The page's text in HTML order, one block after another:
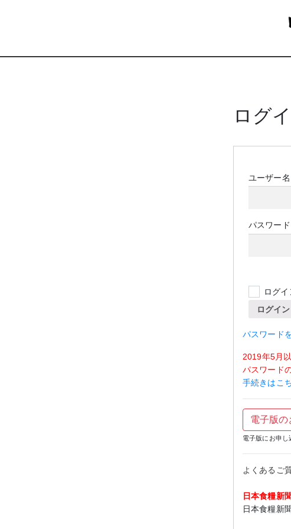
ログ
ユーザー
パスワー
ログ
ログイン
パスワード
2019年5月
パスワード
手続きはこ
電子版の
電子版にお申し
よくあるご
日本食糧新
日本食糧新